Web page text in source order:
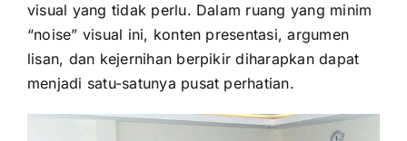
visual yang tidak perlu. Dalam ruang yang minim
“noise” visual ini, konten presentasi, argumen
lisan, dan kejernihan berpikir diharapkan dapat
menjadi satu-satunya pusat perhatian.